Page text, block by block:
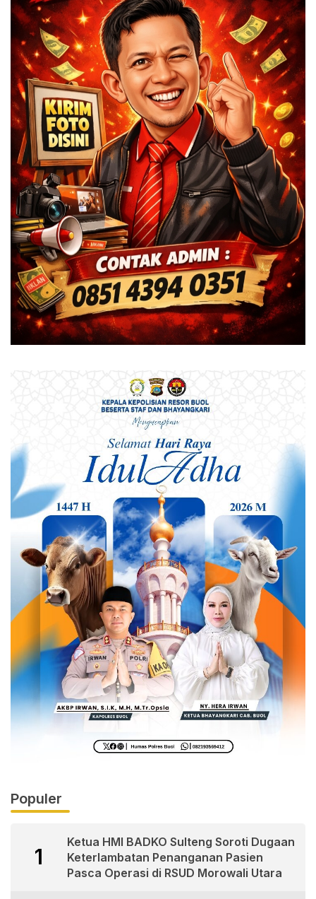
Populer
1
Ketua HMI BADKO Sulteng Soroti Dugaan
Keterlambatan Penanganan Pasien
Pasca Operasi di RSUD Morowali Utara